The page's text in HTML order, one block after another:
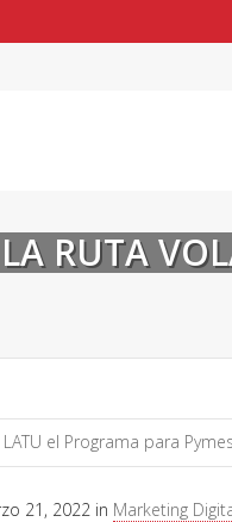
RUTA
el Programa para
21, 2022 in Marketing